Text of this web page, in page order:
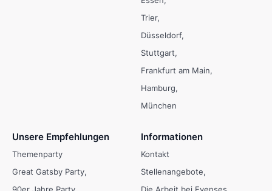
Trier
Düsseldorf
Stuttgart
Frankfurt am Main
Hamburg
München
Unsere Empfehlungen
Themenparty
Great Gatsby Party
Informationen
Kontakt
Stellenangebote